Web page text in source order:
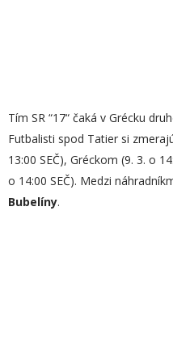
Tím SR “17“ čaká v Grécku
Futbalisti spod Tatier si
13:00 SEČ), Gréckom (9. 3. o
o 14:00 SEČ). Medzi
Bubelíny.